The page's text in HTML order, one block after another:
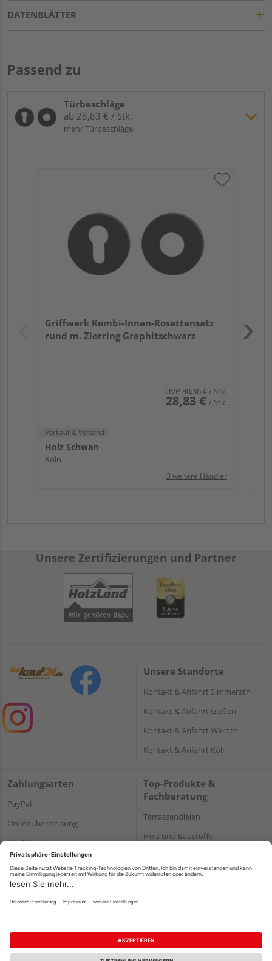
DATENBLÄTTER
Passend zu
Türbeschläge
ab 28,83 € / Stk.
mehr Türbeschläge
Griffwerk Kombi-Innen-Rosettensatz
rund m. Zierring Graphitschwarz
UVP 30,36 €/ Stk.
28,83 € / Stk.
Verkauf & Versand
Holz Schwan
Köln
3 weitere Händler
Unsere Zertifizierungen und Partner
Unsere Standorte
Kontakt & Anfahrt Simmerath
Kontakt & Anfahrt Gießen
Kontakt & Anfahrt Weroth
Kontakt & Anfahrt Köln
Zahlungsarten
PayPal
Onlineüberweisung
Kreditkarte
*Bonität vorausgesetzt
Top-Produkte &
Fachberatung
Terrassendielen
Holz und Baustoffe
Impressum Datenschutz AGB
Barrierefreiheitserklärung
Vertrag widerrufen